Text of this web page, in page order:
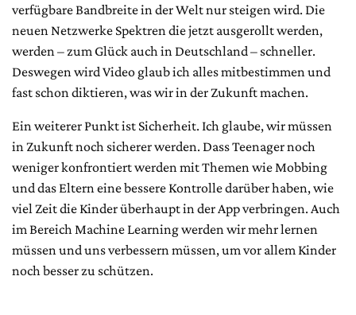
verfügbare Bandbreite in der Welt nur steigen wird. Die
neuen Netzwerke Spektren die jetzt ausgerollt werden,
werden – zum Glück auch in Deutschland – schneller.
Deswegen wird Video glaub ich alles mitbestimmen und
fast schon diktieren, was wir in der Zukunft machen.
Ein weiterer Punkt ist Sicherheit. Ich glaube, wir müssen
in Zukunft noch sicherer werden. Dass Teenager noch
weniger konfrontiert werden mit Themen wie Mobbing
und das Eltern eine bessere Kontrolle darüber haben, wie
viel Zeit die Kinder überhaupt in der App verbringen. Auch
im Bereich Machine Learning werden wir mehr lernen
müssen und uns verbessern müssen, um vor allem Kinder
noch besser zu schützen.